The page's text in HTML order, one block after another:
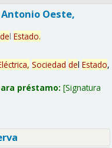
Oeste,
del Estado.
Sociedad del Estado,
préstamo: Signatura